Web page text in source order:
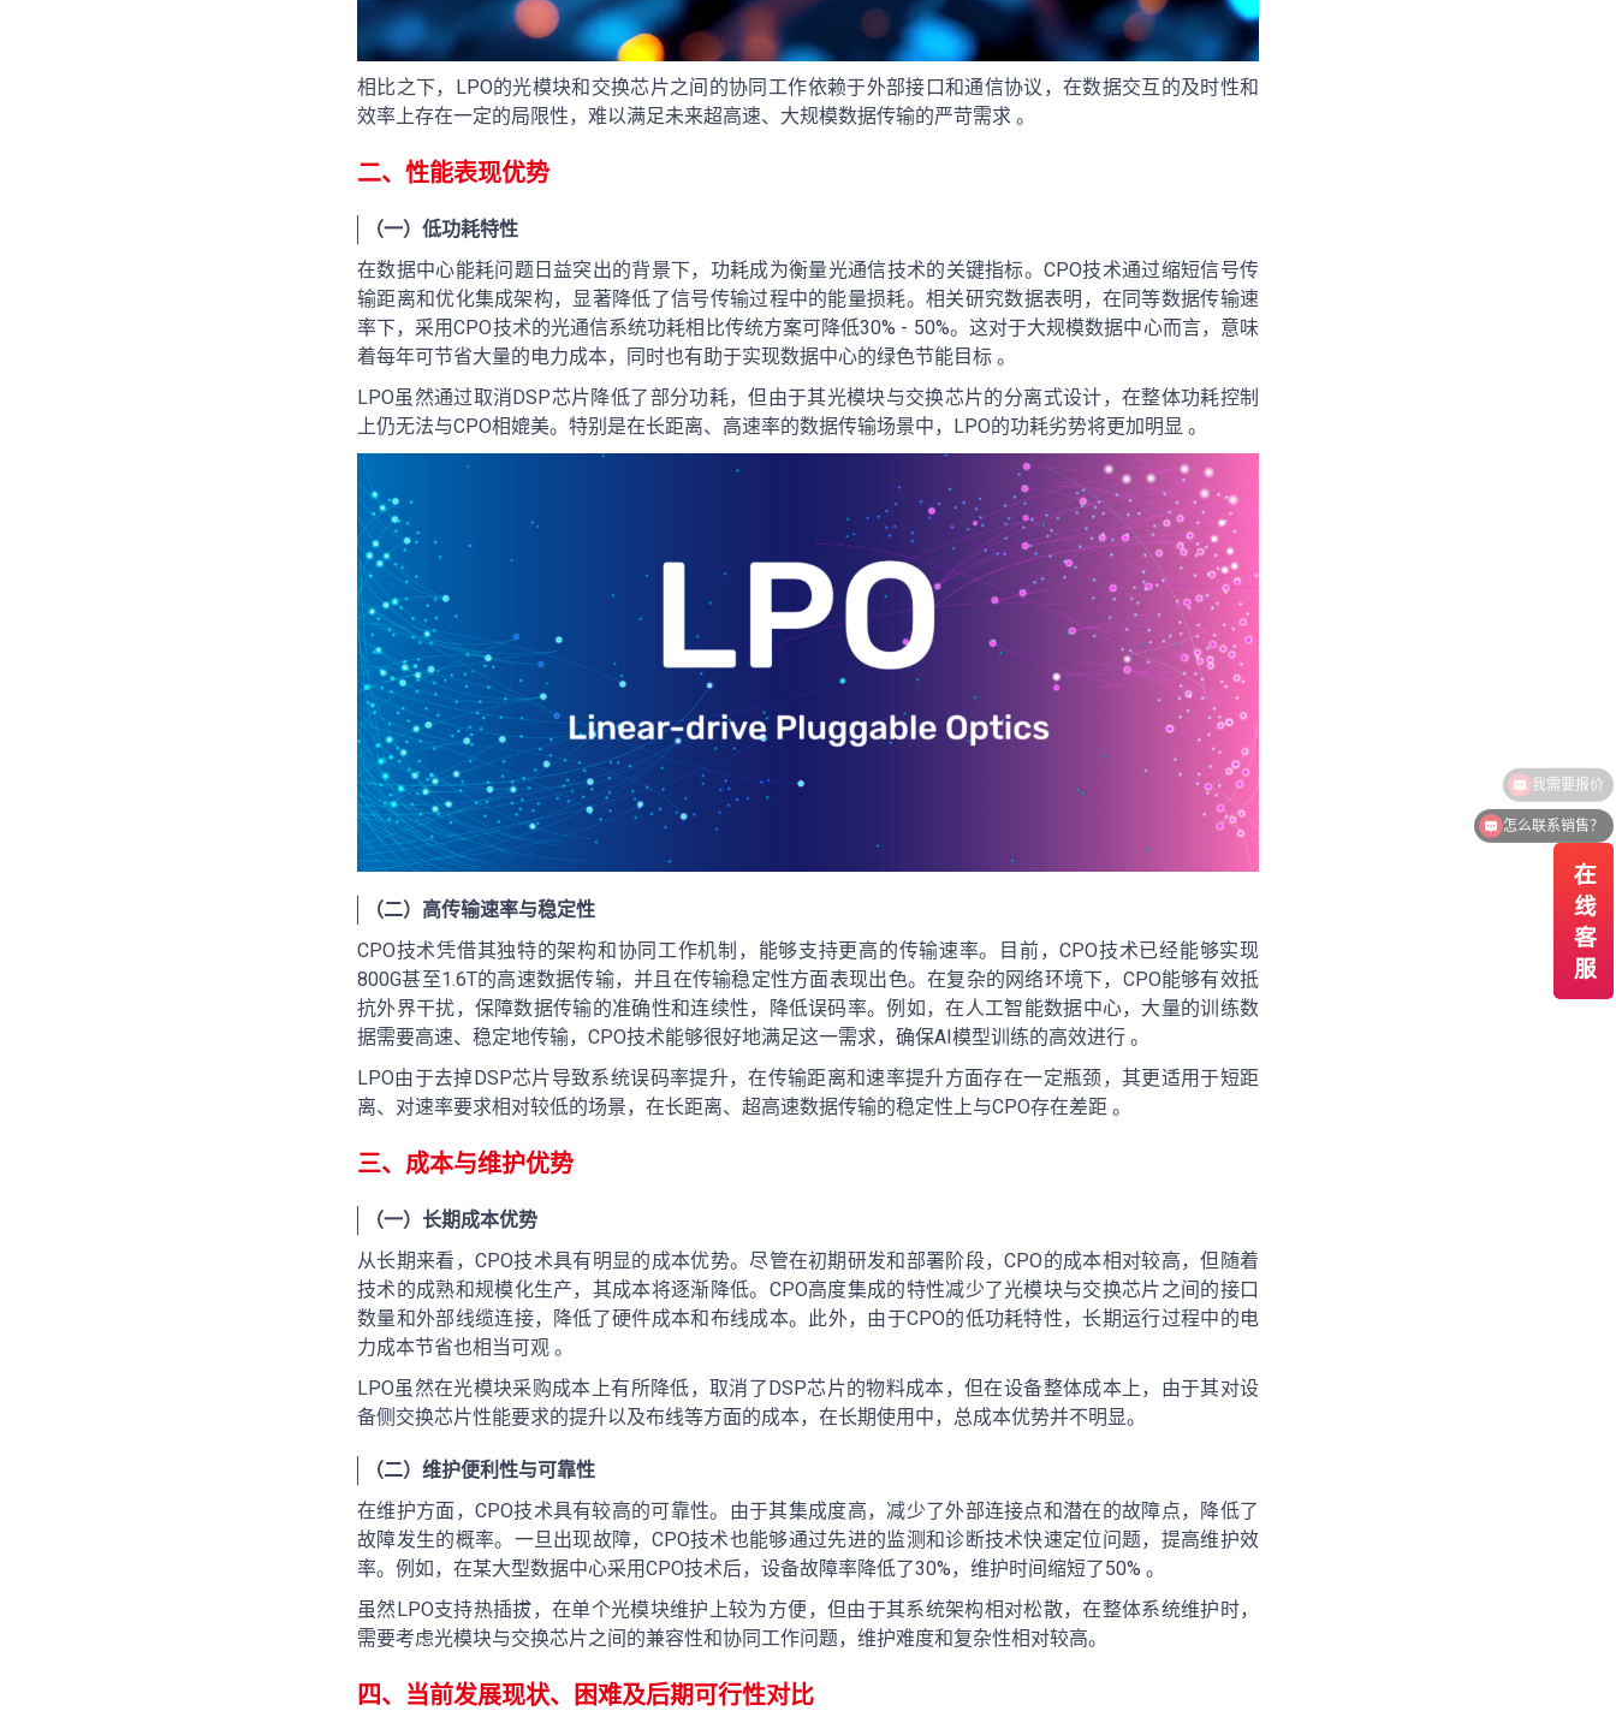
相比之下，LPO的光模块和交换芯片之间的协同工作依赖于外部接口和通信协议，在数据交互的及时性和
效率上存在一定的局限性，难以满足未来超高速、大规模数据传输的严苛需求 。
二、性能表现优势
（一）低功耗特性
在数据中心能耗问题日益突出的背景下，功耗成为衡量光通信技术的关键指标。CPO技术通过缩短信号传
输距离和优化集成架构，显著降低了信号传输过程中的能量损耗。相关研究数据表明，在同等数据传输速
率下，采用CPO技术的光通信系统功耗相比传统方案可降低30% - 50%。这对于大规模数据中心而言，意味
着每年可节省大量的电力成本，同时也有助于实现数据中心的绿色节能目标 。
LPO虽然通过取消DSP芯片降低了部分功耗，但由于其光模块与交换芯片的分离式设计，在整体功耗控制
上仍无法与CPO相媲美。特别是在长距离、高速率的数据传输场景中，LPO的功耗劣势将更加明显 。
（二）高传输速率与稳定性
CPO技术凭借其独特的架构和协同工作机制，能够支持更高的传输速率。目前，CPO技术已经能够实现
800G甚至1.6T的高速数据传输，并且在传输稳定性方面表现出色。在复杂的网络环境下，CPO能够有效抵
抗外界干扰，保障数据传输的准确性和连续性，降低误码率。例如，在人工智能数据中心，大量的训练数
据需要高速、稳定地传输，CPO技术能够很好地满足这一需求，确保AI模型训练的高效进行 。
LPO由于去掉DSP芯片导致系统误码率提升，在传输距离和速率提升方面存在一定瓶颈，其更适用于短距
离、对速率要求相对较低的场景，在长距离、超高速数据传输的稳定性上与CPO存在差距 。
三、成本与维护优势
（一）长期成本优势
从长期来看，CPO技术具有明显的成本优势。尽管在初期研发和部署阶段，CPO的成本相对较高，但随着
技术的成熟和规模化生产，其成本将逐渐降低。CPO高度集成的特性减少了光模块与交换芯片之间的接口
数量和外部线缆连接，降低了硬件成本和布线成本。此外，由于CPO的低功耗特性，长期运行过程中的电
力成本节省也相当可观 。
LPO虽然在光模块采购成本上有所降低，取消了DSP芯片的物料成本，但在设备整体成本上，由于其对设
备侧交换芯片性能要求的提升以及布线等方面的成本，在长期使用中，总成本优势并不明显。
（二）维护便利性与可靠性
在维护方面，CPO技术具有较高的可靠性。由于其集成度高，减少了外部连接点和潜在的故障点，降低了
故障发生的概率。一旦出现故障，CPO技术也能够通过先进的监测和诊断技术快速定位问题，提高维护效
率。例如，在某大型数据中心采用CPO技术后，设备故障率降低了30%，维护时间缩短了50% 。
虽然LPO支持热插拔，在单个光模块维护上较为方便，但由于其系统架构相对松散，在整体系统维护时，
需要考虑光模块与交换芯片之间的兼容性和协同工作问题，维护难度和复杂性相对较高。
四、当前发展现状、困难及后期可行性对比
怎么联系销售？